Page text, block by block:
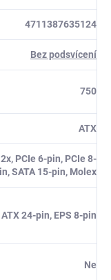
4711387635124
Bez podsvícení
750
ATX
PCIe 6-pin, PCIe 8-
SATA 15-pin, Molex
24-pin, EPS 8-pin
Ne